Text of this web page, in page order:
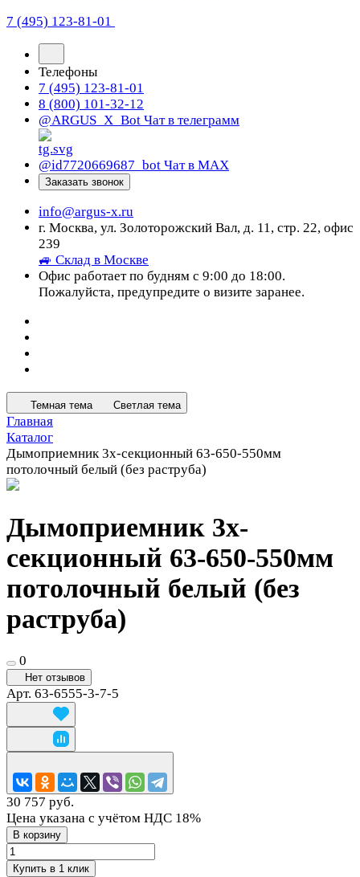
7 (495) 123-81-01
Телефоны
7 (495) 123-81-01
8 (800) 101-32-12
@ARGUS_X_Bot Чат в телеграмм
@id7720669687_bot Чат в МАХ
Заказать звонок
info@argus-x.ru
г. Москва, ул. Золоторожский Вал, д. 11, стр. 22, офис
239
🚙 Склад в Москве
Офис работает по будням с 9:00 до 18:00.
Пожалуйста, предупредите о визите заранее.
Темная тема Светлая тема
Главная
Каталог
Дымоприемник 3х-секционный 63-650-550мм
потолочный белый (без раструба)
Дымоприемник 3х-
секционный 63-650-550мм
потолочный белый (без
раструба)
0
Нет отзывов
Арт. 63-6555-3-7-5
30 757 руб.
Цена указана с учётом НДС 18%
В корзину
Купить в 1 клик